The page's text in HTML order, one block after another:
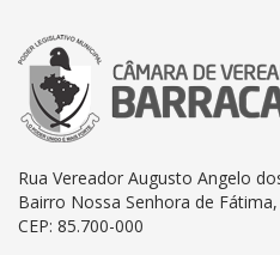
Rua Vereador Augusto Angelo
Bairro Nossa Senhora de
CEP: 85.700-000